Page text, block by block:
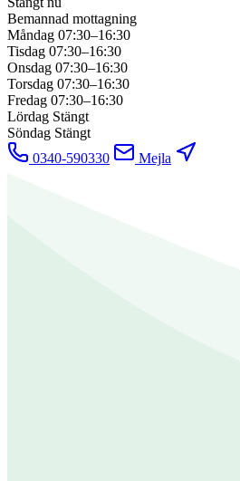
Bemannad mottagning
Måndag 07:30–16:30
Tisdag 07:30–16:30
Onsdag 07:30–16:30
Torsdag 07:30–16:30
Fredag 07:30–16:30
Lördag Stängt
Söndag Stängt
0340-590330
Mejla